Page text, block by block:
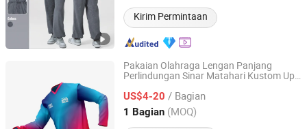
Kirim Permintaan
Pakaian Olahraga Lengan Panjang
Perlindungan Sinar Matahari Kustom Upf
Kustom
US$4-20 / Bagian
1 Bagian (MOQ)
Dongguan Wintofree Athletic Sports Co,Ltd.
Guangdong, China Harga mulai 2023